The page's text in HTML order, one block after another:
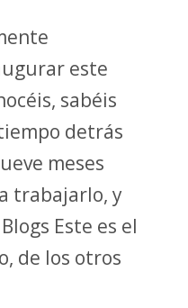
este
sabéis
detrás
meses
trabajarlo, y
Este es el
de los otros